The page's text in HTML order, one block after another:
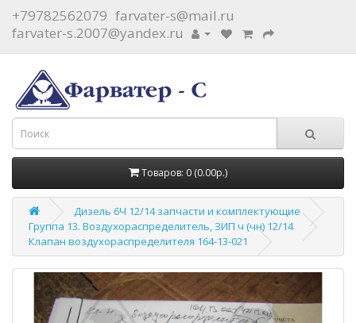
+79782562079 farvater-s@mail.ru
farvater-s.2007@yandex.ru
Товаров: 0 (0.00р.)
Дизель 6Ч 12/14 запчасти и комплектующие
Группа 13. Воздухораспределитель, ЗИП ч (чн) 12/14
Клапан воздухораспределителя 164-13-021